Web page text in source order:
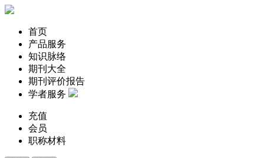
首页
产品服务
知识脉络
期刊大全
期刊评价报告
学者服务
充值
会员
职称材料